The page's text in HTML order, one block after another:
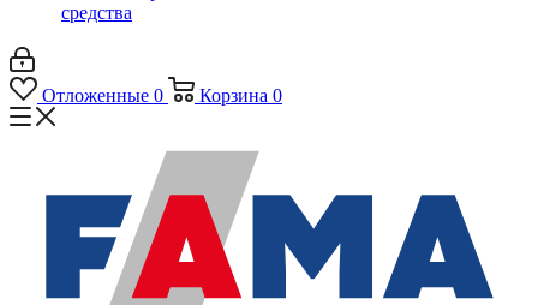
средства
Отложенные 0 Корзина 0